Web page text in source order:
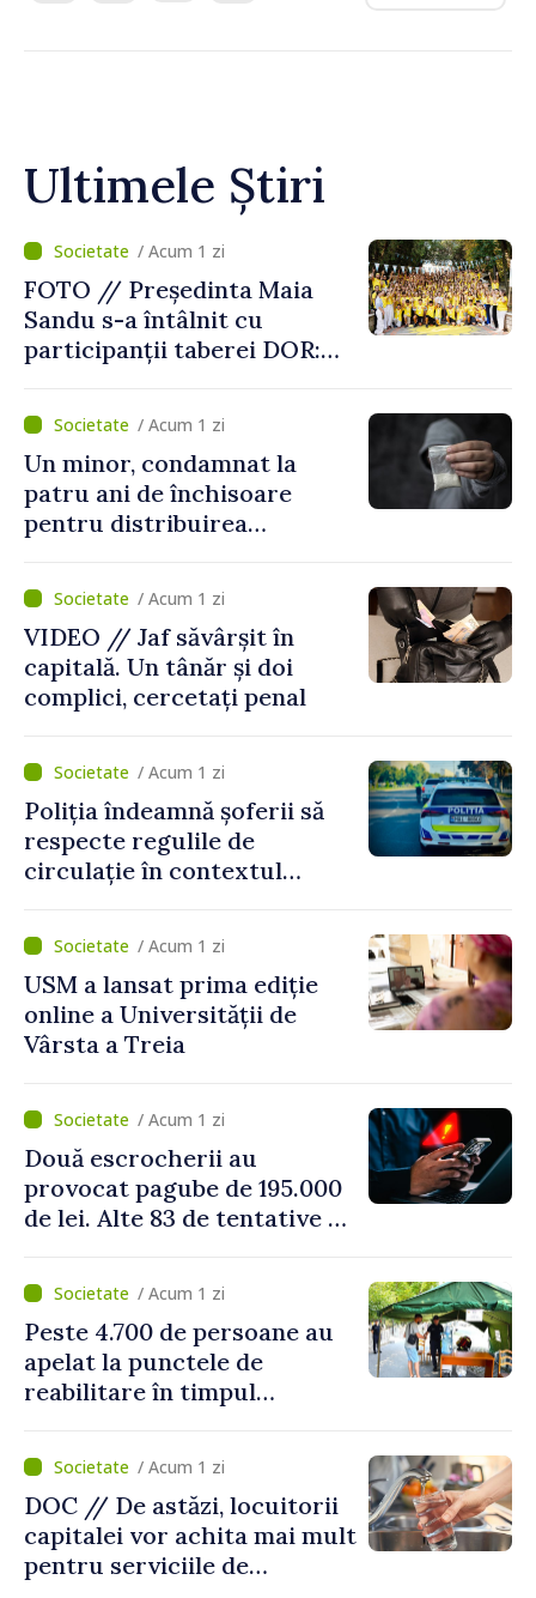
Ultimele Știri
/ Acum 1 zi
FOTO // Președinta Maia
Sandu s-a întâlnit cu
participanții taberei DOR:
noastră rămâne puternică”
/ Acum 1 zi
Un minor, condamnat la
patru ani de închisoare
pentru distribuirea
/ Acum 1 zi
VIDEO // Jaf săvârșit în
capitală. Un tânăr și doi
complici, cercetați penal
/ Acum 1 zi
Poliția îndeamnă șoferii să
respecte regulile de
circulație în contextul
perioada concediilor
/ Acum 1 zi
USM a lansat prima ediție
online a Universității de
Vârsta a Treia
/ Acum 1 zi
Două escrocherii au
provocat pagube de 195.000
de lei. Alte 83 de tentative au
/ Acum 1 zi
Peste 4.700 de persoane au
apelat la punctele de
reabilitare în timpul
/ Acum 1 zi
DOC // De astăzi, locuitorii
capitalei vor achita mai mult
pentru serviciile de